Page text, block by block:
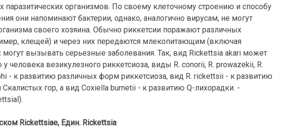
паразитических организмов. По своему клеточному строению и способу
они напоминают бактерии, однако, аналогично вирусам, не могут
своего хозяина. Обычно риккетсии поражают различных
клещей) и через них передаются млекопитающим (включая
могут вызывать серьезные заболевания. Так, вид Rickettsia akari может
человека везикулезного риккетсиоза, виды R. conorii, R. prowazekii, R.
- к развитию различных форм риккетсиоза, вид R. rickettsii - к развитию
Скалистых гор, а вид Coxiella burnetii - к развитию Q-лихорадки. -
Rickettsiae, Един. Rickettsia